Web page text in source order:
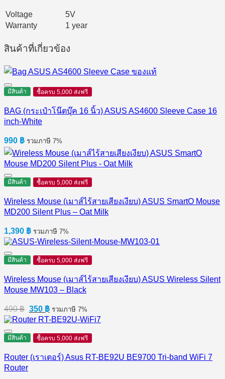
Voltage
5V
Warranty
1 year
สินค้าที่เกี่ยวข้อง
มีสินค้า ซื้อครบ 5,000 ส่งฟรี
BAG (กระเป๋าโน๊ตบุ๊ค 16 นิ้ว) ASUS AS4600 Sleeve Case 16
inch-White
990 ฿ รวมภาษี 7%
มีสินค้า ซื้อครบ 5,000 ส่งฟรี
Wireless Mouse (เมาส์ไร้สายเสียงเงียบ) ASUS SmartO Mouse
MD200 Silent Plus – Oat Milk
1,390 ฿ รวมภาษี 7%
มีสินค้า ซื้อครบ 5,000 ส่งฟรี
Wireless Mouse (เมาส์ไร้สายเสียงเงียบ) ASUS Wireless Silent
Mouse MW103 – Black
490฿ Original
price
was:
490 ฿.
350 ฿Current
price
is:
350 ฿.
รวมภาษี 7%
มีสินค้า ซื้อครบ 5,000 ส่งฟรี
Router (เราเตอร์) Asus RT-BE92U BE9700 Tri-band WiFi 7
Router